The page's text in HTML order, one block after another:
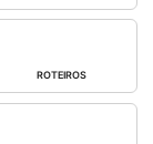
ROTEIROS